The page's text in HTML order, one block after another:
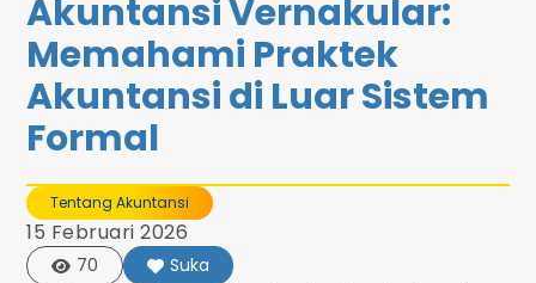
Akuntansi Vernakular:
Memahami Praktek
Akuntansi di Luar Sistem
Formal
Tentang Akuntansi
15 Februari 2026
70 Suka